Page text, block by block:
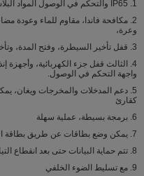
التعبئة القياسية: 30PC
كرتون الحجم: 54L * 20W * 30.5H (سم
1. IP65 والتحكم في الوصول المواد البلاستيكية
2. مكافحة فاندا، مقاوم للماء وعودة
وعرة،
3. قفل تأخير السيطرة، وفتح المدة، وتأخير الإنذار،
4. الثالث قفل جزء الكهربائية،
واجهة التحكم في الوصول.
5. دعم المدخلات والمخرجات ويغان،
كقارئ
6. برمجة بسيطة، عملية سهلة
7. يمكن وضع بطاقات عن طريق بطاقة الإدارة أو على لوحة المفاتيح
8. تتم حماية البيانات حتى بعد انقطاع التيار الكهربائي
9. مع تسليط الضوء الخلفي